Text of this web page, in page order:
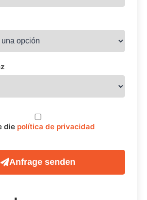
die política de privacidad
Anfrage senden